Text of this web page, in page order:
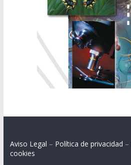
Aviso Legal – Política de privacidad –
cookies